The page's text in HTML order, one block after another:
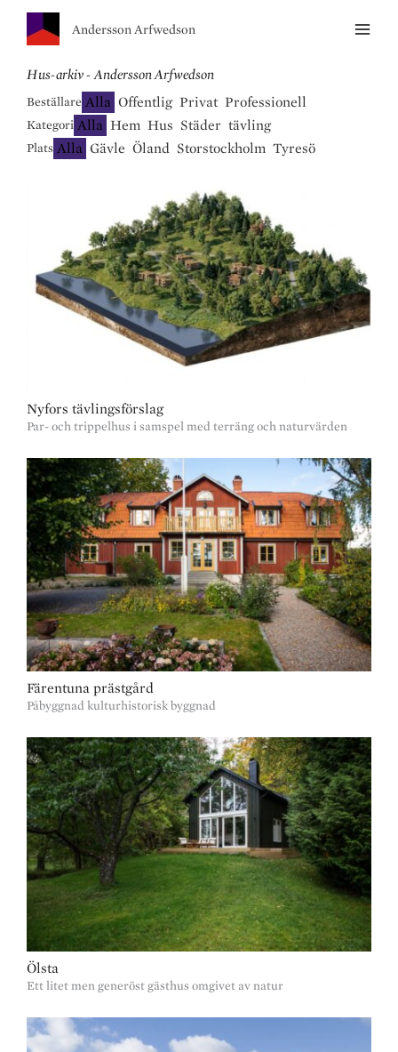
Andersson Arfwedson
Hus-arkiv - Andersson Arfwedson
Beställare Alla Offentlig Privat Professionell
Kategori Alla Hem Hus Städer tävling
Plats Alla Gävle Öland Storstockholm Tyresö
Nyfors tävlingsförslag
Par- och trippelhus i samspel med terräng och naturvärden
Färentuna prästgård
Påbyggnad kulturhistorisk byggnad
Ölsta
Ett litet men generöst gästhus omgivet av natur